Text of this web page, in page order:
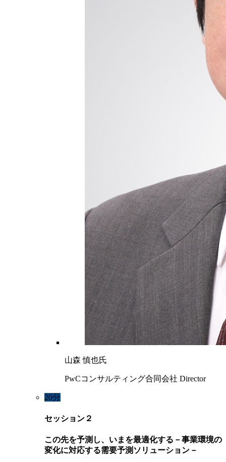
山森 慎也氏
PwCコンサルティング合同会社 Director
20分
セッション２
この先を予測し、いまを最適化する－事業環境の
変化に対応する需要予測ソリューション－